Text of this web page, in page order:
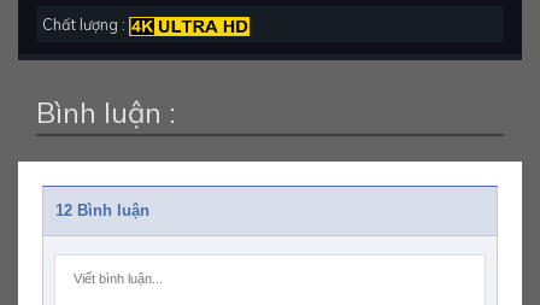
Chất lượng :
Bình luận :
12 Bình luận